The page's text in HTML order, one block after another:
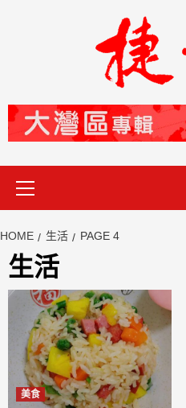
HOME 生活 PAGE 4
生活
美食